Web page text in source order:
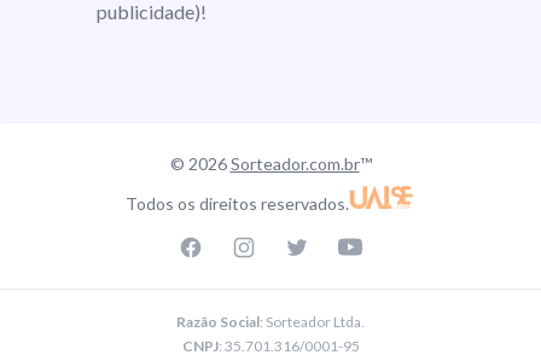
publicidade)!
© 2026Sorteador.com.br™
Todos os direitos reservados.
Razão Social: Sorteador Ltda.
CNPJ: 35.701.316/0001-95